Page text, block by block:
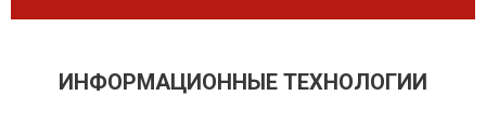
ИНФОРМАЦИОННЫЕ ТЕХНОЛОГИИ